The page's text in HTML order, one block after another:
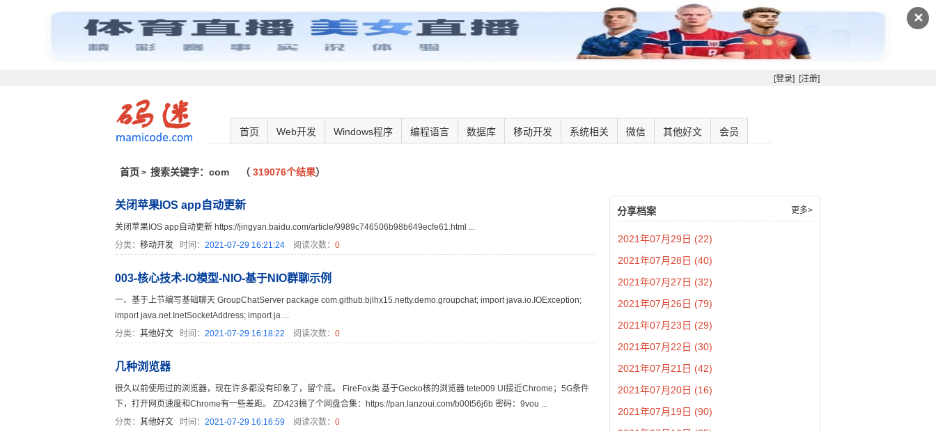
✕
[登录] [注册]
首页 Web开发 Windows程序 编程语言 数据库 移动开发 系统相关 微信 其他好文 会员
首页 > 搜索关键字：com （ 319076个结果）
关闭苹果IOS app自动更新
关闭苹果IOS app自动更新 https://jingyan.baidu.com/article/9989c746506b98b649ecfe61.html ...
分类： 移动开发时间： 2021-07-29 16:21:24阅读次数： 0
003-核心技术-IO模型-NIO-基于NIO群聊示例
一、基于上节编写基础聊天 GroupChatServer package com.github.bjlhx15.netty.demo.groupchat; import java.io.IOException;
import java.net.InetSocketAddress; import ja ...
分类： 其他好文时间： 2021-07-29 16:18:22 阅读次数： 0
几种浏览器
很久以前使用过的浏览器，现在许多都没有印象了，留个底。 FireFox类 基于Gecko核的浏览器 tete009 UI接近Chrome；5G条件
下，打开网页速度和Chrome有一些差距。 ZD423搞了个网盘合集：https://pan.lanzoui.com/b00t56j6b 密码：9vou ...
分类： 其他好文时间： 2021-07-29 16:16:59 阅读次数： 0
分享档案 更多>
2021年07月29日 (22)
2021年07月28日 (40)
2021年07月27日 (32)
2021年07月26日 (79)
2021年07月23日 (29)
2021年07月22日 (30)
2021年07月21日 (42)
2021年07月20日 (16)
2021年07月19日 (90)